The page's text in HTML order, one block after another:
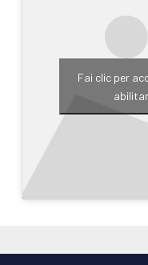
Fai clic per